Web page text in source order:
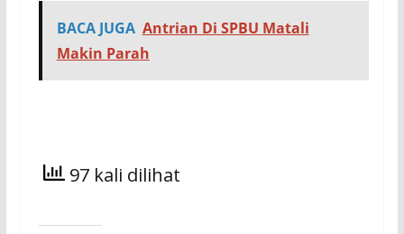
BACA JUGA Antrian Di SPBU Matali
Makin Parah
97 kali dilihat